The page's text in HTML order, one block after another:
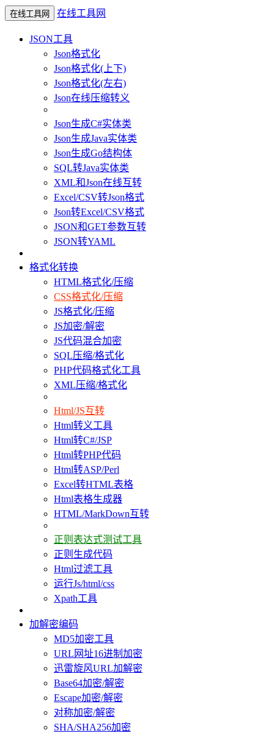
在线工具网 在线工具网
JSON工具
Json格式化
Json格式化(上下)
Json格式化(左右)
Json在线压缩转义
Json生成C#实体类
Json生成Java实体类
Json生成Go结构体
SQL转Java实体类
XML和Json在线互转
Excel/CSV转Json格式
Json转Excel/CSV格式
JSON和GET参数互转
JSON转YAML
格式化转换
HTML格式化/压缩
CSS格式化/压缩
JS格式化/压缩
JS加密/解密
JS代码混合加密
SQL压缩/格式化
PHP代码格式化工具
XML压缩/格式化
Html/JS互转
Html转义工具
Html转C#/JSP
Html转PHP代码
Html转ASP/Perl
Excel转HTML表格
Html表格生成器
HTML/MarkDown互转
正则表达式测试工具
正则生成代码
Html过滤工具
运行Js/html/css
Xpath工具
加解密编码
MD5加密工具
URL网址16进制加密
迅雷旋风URL加解密
Base64加密/解密
Escape加密/解密
对称加密/解密
SHA/SHA256加密